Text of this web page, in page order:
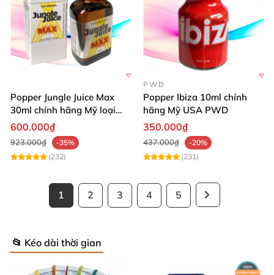
Popper Jungle Juice Max
30ml chính hãng Mỹ loại
mạnh cho Top Bot
600.000₫
923.000₫
-35%
(232)
PWD
Popper Ibiza 10ml chính
hãng Mỹ USA PWD
350.000₫
437.000₫
-20%
(231)
1 2 3 4 5
📂 Kéo dài thời gian